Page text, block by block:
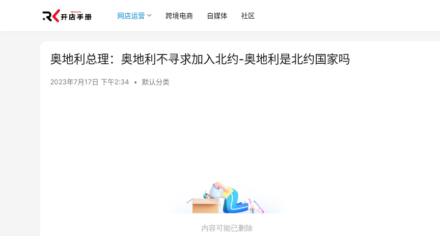
网店运营 跨境电商 自媒体 社区
奥地利总理：奥地利不寻求加入北约-奥地利是北约国家吗
2023年7月17日 下午2:34 • 默认分类